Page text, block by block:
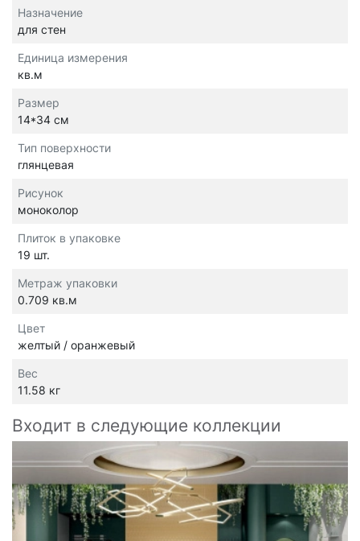
Назначение
для стен
Единица измерения
кв.м
Размер
14*34 см
Тип поверхности
глянцевая
Рисунок
моноколор
Плиток в упаковке
19 шт.
Метраж упаковки
0.709 кв.м
Цвет
желтый / оранжевый
Вес
11.58 кг
Входит в следующие коллекции